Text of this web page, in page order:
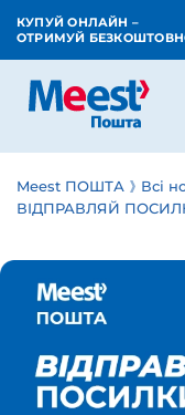
КУПУЙ ОНЛАЙН –
ОТРИМУЙ
Meest ПОШТА Всі
ВІДПРАВЛЯЙ